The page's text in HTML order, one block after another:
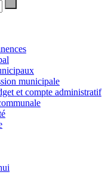
municipale
et compte administratif